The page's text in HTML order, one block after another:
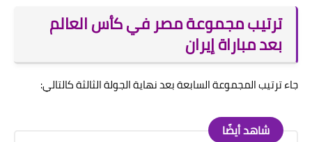
ترتيب مجموعة مصر في كأس العالم
بعد مباراة إيران
جاء ترتيب المجموعة السابعة بعد نهاية الجولة الثالثة كالتالي:
شاهد أيضًا